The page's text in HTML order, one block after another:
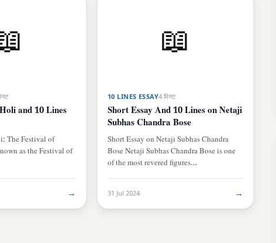
and 10 Lines
The Festival of
as the Festival of
→
📖
10 LINES ESSAY4 मिनट
Short Essay And 10 Lines on Netaji
Subhas Chandra Bose
Short Essay on Netaji Subhas Chandra
Bose Netaji Subhas Chandra Bose is one
of the most revered figures…
31 Jul 2024 →